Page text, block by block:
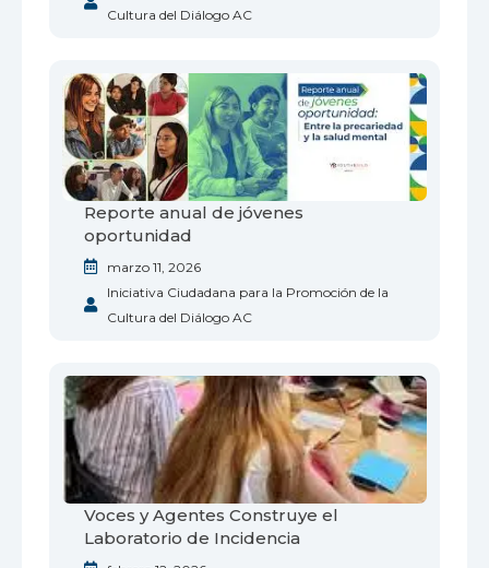
Cultura del Diálogo AC
Reporte anual de jóvenes
oportunidad
marzo 11, 2026
Iniciativa Ciudadana para la Promoción de la
Cultura del Diálogo AC
Voces y Agentes Construye el
Laboratorio de Incidencia